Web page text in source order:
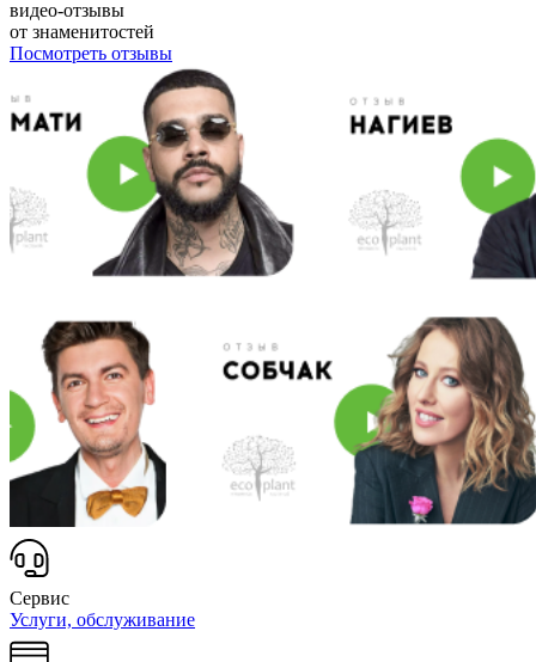
видео-отзывы
от знаменитостей
Посмотреть отзывы
Сервис
Услуги, обслуживание